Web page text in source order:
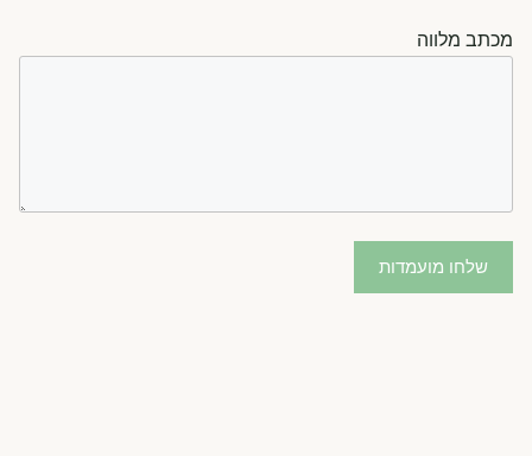
מכתב מלווה
שלחו מועמדות